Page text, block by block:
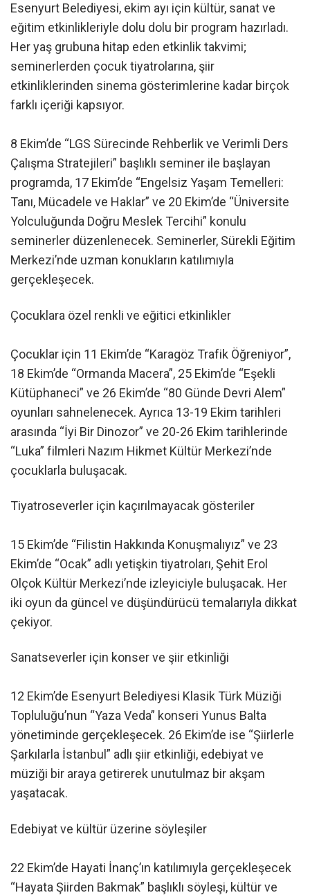
Esenyurt Belediyesi, ekim ayı için kültür, sanat ve
eğitim etkinlikleriyle dolu dolu bir program hazırladı.
Her yaş grubuna hitap eden etkinlik takvimi;
seminerlerden çocuk tiyatrolarına, şiir
etkinliklerinden sinema gösterimlerine kadar birçok
farklı içeriği kapsıyor.
8 Ekim’de “LGS Sürecinde Rehberlik ve Verimli Ders
Çalışma Stratejileri” başlıklı seminer ile başlayan
programda, 17 Ekim’de “Engelsiz Yaşam Temelleri:
Tanı, Mücadele ve Haklar” ve 20 Ekim’de “Üniversite
Yolculuğunda Doğru Meslek Tercihi” konulu
seminerler düzenlenecek. Seminerler, Sürekli Eğitim
Merkezi’nde uzman konukların katılımıyla
gerçekleşecek.
Çocuklara özel renkli ve eğitici etkinlikler
Çocuklar için 11 Ekim’de “Karagöz Trafik Öğreniyor”,
18 Ekim’de “Ormanda Macera”, 25 Ekim’de “Eşekli
Kütüphaneci” ve 26 Ekim’de “80 Günde Devri Alem”
oyunları sahnelenecek. Ayrıca 13-19 Ekim tarihleri
arasında “İyi Bir Dinozor” ve 20-26 Ekim tarihlerinde
“Luka” filmleri Nazım Hikmet Kültür Merkezi’nde
çocuklarla buluşacak.
Tiyatroseverler için kaçırılmayacak gösteriler
15 Ekim’de “Filistin Hakkında Konuşmalıyız” ve 23
Ekim’de “Ocak” adlı yetişkin tiyatroları, Şehit Erol
Olçok Kültür Merkezi’nde izleyiciyle buluşacak. Her
iki oyun da güncel ve düşündürücü temalarıyla dikkat
çekiyor.
Sanatseverler için konser ve şiir etkinliği
12 Ekim’de Esenyurt Belediyesi Klasik Türk Müziği
Topluluğu’nun “Yaza Veda” konseri Yunus Balta
yönetiminde gerçekleşecek. 26 Ekim’de ise “Şiirlerle
Şarkılarla İstanbul” adlı şiir etkinliği, edebiyat ve
müziği bir araya getirerek unutulmaz bir akşam
yaşatacak.
Edebiyat ve kültür üzerine söyleşiler
22 Ekim’de Hayati İnanç’ın katılımıyla gerçekleşecek
“Hayata Şiirden Bakmak” başlıklı söyleşi, kültür ve